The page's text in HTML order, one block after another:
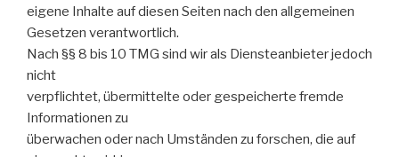
eigene Inhalte auf diesen Seiten nach den allgemeinen
Gesetzen verantwortlich.
Nach §§ 8 bis 10 TMG sind wir als Diensteanbieter jedoch
nicht
verpflichtet, übermittelte oder gespeicherte fremde
Informationen zu
überwachen oder nach Umständen zu forschen, die auf